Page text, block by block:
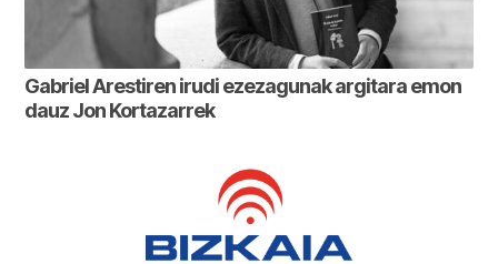
Gabriel Arestiren irudi ezezagunak argitara emon
dauz Jon Kortazarrek